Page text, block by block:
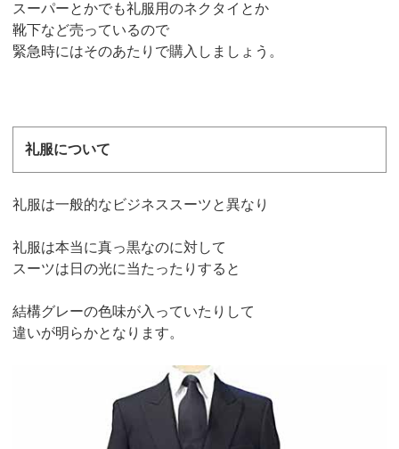
スーパーとかでも礼服用のネクタイとか
靴下など売っているので
緊急時にはそのあたりで購入しましょう。
礼服について
礼服は一般的なビジネススーツと異なり
礼服は本当に真っ黒なのに対して
スーツは日の光に当たったりすると
結構グレーの色味が入っていたりして
違いが明らかとなります。